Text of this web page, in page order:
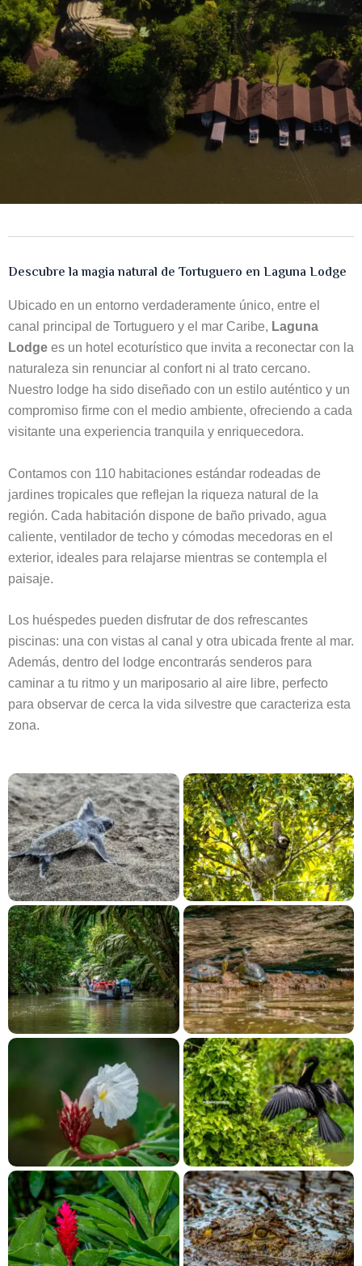
Descubre la magia natural de Tortuguero en Laguna Lodge
Ubicado en un entorno verdaderamente único, entre el
canal principal de Tortuguero y el mar Caribe, Laguna
Lodge es un hotel ecoturístico que invita a reconectar con la
naturaleza sin renunciar al confort ni al trato cercano.
Nuestro lodge ha sido diseñado con un estilo auténtico y un
compromiso firme con el medio ambiente, ofreciendo a cada
visitante una experiencia tranquila y enriquecedora.
Contamos con 110 habitaciones estándar rodeadas de
jardines tropicales que reflejan la riqueza natural de la
región. Cada habitación dispone de baño privado, agua
caliente, ventilador de techo y cómodas mecedoras en el
exterior, ideales para relajarse mientras se contempla el
paisaje.
Los huéspedes pueden disfrutar de dos refrescantes
piscinas: una con vistas al canal y otra ubicada frente al mar.
Además, dentro del lodge encontrarás senderos para
caminar a tu ritmo y un mariposario al aire libre, perfecto
para observar de cerca la vida silvestre que caracteriza esta
zona.